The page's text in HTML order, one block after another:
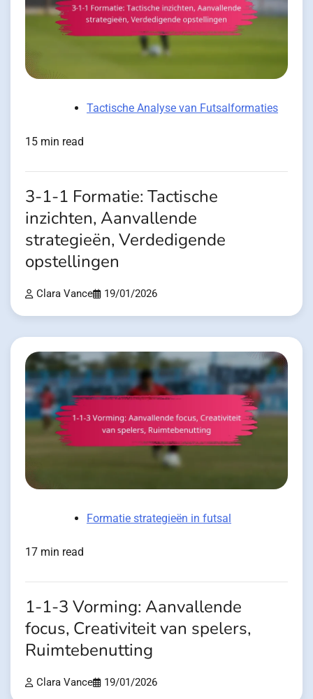
Tactische Analyse van Futsalformaties
15 min read
3-1-1 Formatie: Tactische
inzichten, Aanvallende
strategieën, Verdedigende
opstellingen
Clara Vance 19/01/2026
Formatie strategieën in futsal
17 min read
1-1-3 Vorming: Aanvallende
focus, Creativiteit van spelers,
Ruimtebenutting
Clara Vance 19/01/2026